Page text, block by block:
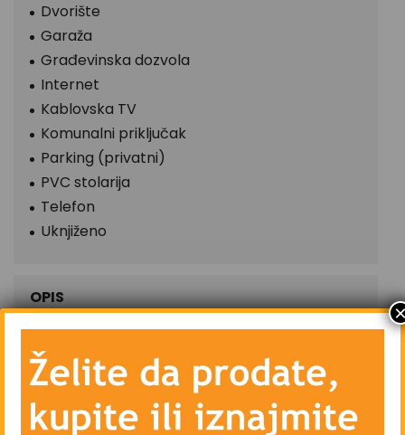
Dvorište
Garaža
Građevinska dozvola
Internet
Kablovska TV
Komunalni priključak
Parking (privatni)
PVC stolarija
Telefon
Uknjiženo
OPIS
CITY Nekretnine ekskluzivno prodaje kuću sa
dvorištem novije gradnje u općini Ilidža, naselje
Vlakovo, ukupne površine u osnovi 149 m2, na
zemljištu površine 2.221 m2